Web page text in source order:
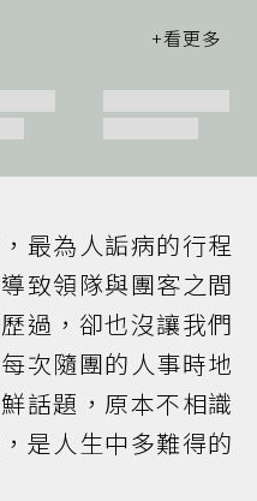
最為人詬病的行程
致領隊與團客之間
過，卻也沒讓我們
次隨團的人事時地
話題，原本不相識
是人生中多難得的